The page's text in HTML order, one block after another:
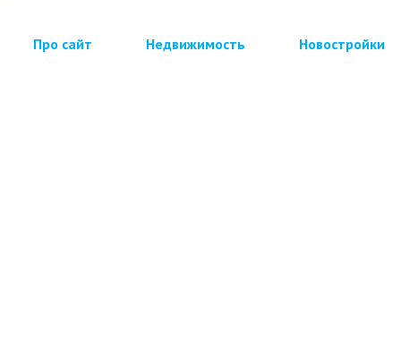
Про сайт Недвижимость Новостройки